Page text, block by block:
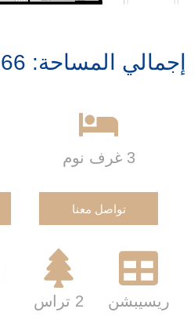
إجمالي المساحة: 266 م²
3 غرف نوم
تواصل معنا
ريسيبشن 2 تراس